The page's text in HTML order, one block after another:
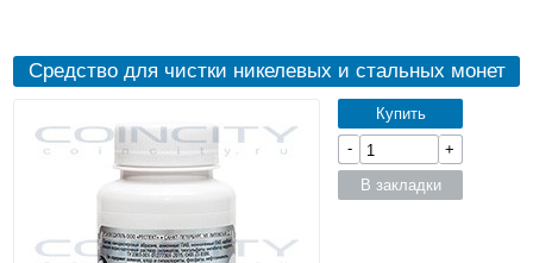
Средство для чистки никелевых и стальных монет
Купить
-
+
В закладки